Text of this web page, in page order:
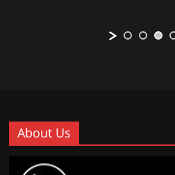
About Us